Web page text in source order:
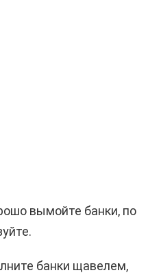
вымойте банки, по
банки щавелем,